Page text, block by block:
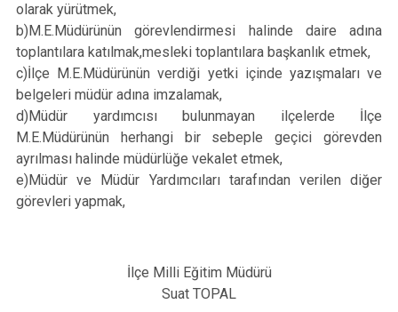
olarak yürütmek,
b)M.E.Müdürünün görevlendirmesi halinde daire adına
toplantılara katılmak,mesleki toplantılara başkanlık etmek,
c)İlçe M.E.Müdürünün verdiği yetki içinde yazışmaları ve
belgeleri müdür adına imzalamak,
d)Müdür yardımcısı bulunmayan ilçelerde İlçe
M.E.Müdürünün herhangi bir sebeple geçici görevden
ayrılması halinde müdürlüğe vekalet etmek,
e)Müdür ve Müdür Yardımcıları tarafından verilen diğer
görevleri yapmak,
İlçe Milli Eğitim Müdürü
Suat TOPAL